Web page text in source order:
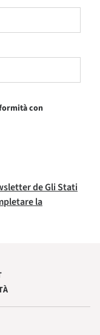
con
de Gli Stati
la